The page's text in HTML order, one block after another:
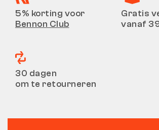
5% korting voor
Bennon Club
Gratis
vanaf
30 dagen
om te retourneren